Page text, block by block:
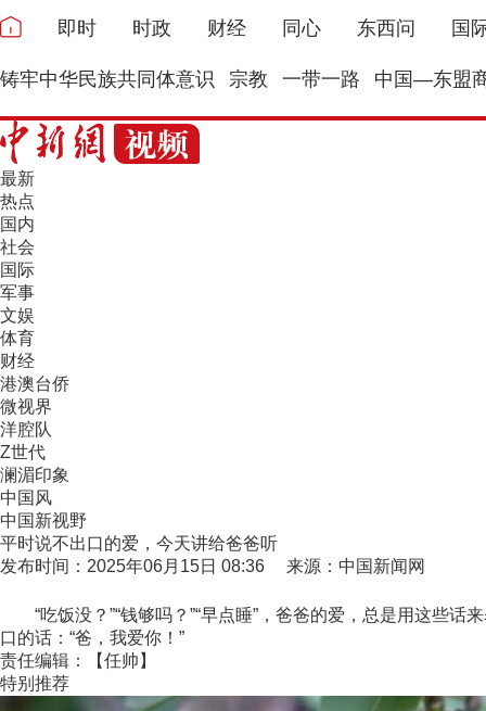
即时 时政 财经 同心 东西问 国
铸牢中华民族共同体意识 宗教 一带一路 中国—东盟
最新
热点
国内
社会
国际
军事
文娱
体育
财经
港澳台侨
微视界
洋腔队
Z世代
澜湄印象
中国风
中国新视野
平时说不出口的爱，今天讲给爸爸听
发布时间：2025年06月15日 08:36 来源：中国新闻网
“吃饭没？”“钱够吗？”“早点睡”，爸爸的爱，总是用这些话
口的话：“爸，我爱你！”
责任编辑：【任帅】
特别推荐